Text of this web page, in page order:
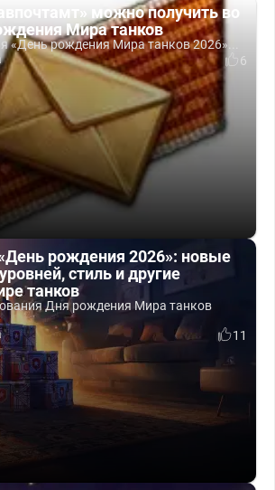
можно получить во
Мира танков
«День рождения Мира танков 2026»...
6
рождения 2026»: новые
стиль и другие
танков
Дня рождения Мира танков
11